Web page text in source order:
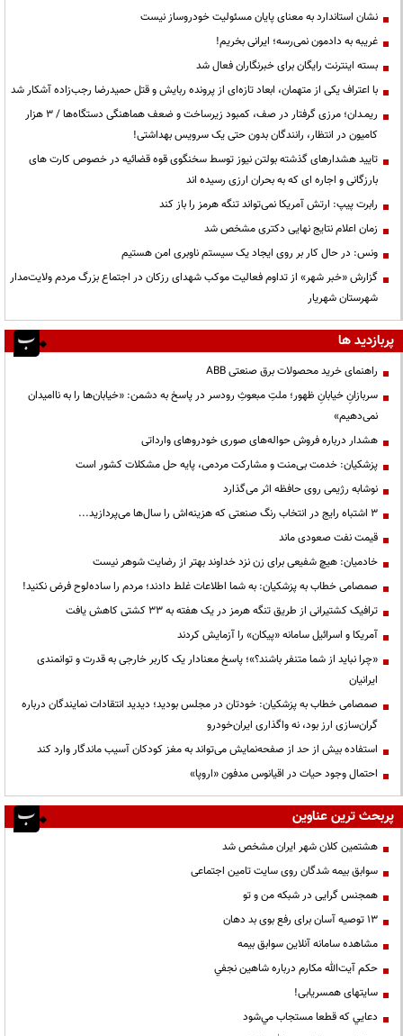
نشان استاندارد به معنای پایان مسئولیت خودروساز نیست
غریبه به دادمون نمی‌رسه؛ ایرانی بخریم!
بسته اینترنت رایگان برای خبرنگاران فعال شد
با اعتراف یکی از متهمان، ابعاد تازه‌ای از پرونده ربایش و قتل حمیدرضا رجب‌زاده آشکار شد
ریمـدان؛ مرزی گرفتار در صف، کمبود زیرساخت و ضعف هماهنگی دستگاه‌ها / ۳ هزار
کامیون در انتظار، رانندگان بدون حتی یک سرویس بهداشتی!
تایید هشدارهای گذشته بولتن نیوز توسط سخنگوی قوه قضائیه در خصوص کارت های
بارزگانی و اجاره ای که به بحران ارزی رسیده اند
رابرت پیپ: ارتش آمریکا نمی‌تواند تنگه هرمز را باز کند
زمان اعلام نتایج نهایی دکتری مشخص شد
ونس: در حال کار بر روی ایجاد یک سیستم ناوبری امن هستیم
گزارش «خبر شهر» از تداوم فعالیت موکب شهدای رزکان در اجتماع بزرگ مردم ولایت‌مدار
شهرستان شهریار
پربازدید ها
راهنمای خرید محصولات برق صنعتی ABB
سربازانِ خیابانِ ظهور؛ ملتِ مبعوثِ رودسر در پاسخ به دشمن: «خیابان‌ها را به ناامیدان
نمی‌دهیم»
هشدار درباره فروش حواله‌های صوری خودروهای وارداتی
پزشکیان: خدمت بی‌منت و مشارکت مردمی، پایه حل مشکلات کشور است
نوشابه رژیمی روی حافظه اثر می‌گذارد
3 اشتباه رایج در انتخاب رنگ صنعتی که هزینه‌اش را سال‌ها می‌پردازید...
قیمت نفت صعودی ماند
خادمیان: هیچ شفیعی برای زن نزد خداوند بهتر از رضایت شوهر نیست
صمصامی خطاب به پزشکیان: به شما اطلاعات غلط دادند؛ مردم را ساده‌لوح فرض نکنید!
ترافیک کشتیرانی از طریق تنگه هرمز در یک هفته به ۳۳ کشتی کاهش یافت
آمریکا و اسرائیل سامانه «پیکان» را آزمایش کردند
«چرا نباید از شما متنفر باشند؟»؛ پاسخ معنادار یک کاربر خارجی به قدرت و توانمندی
ایرانیان
صمصامی خطاب به پزشکیان: خودتان در مجلس بودید؛ دیدید انتقادات نمایندگان درباره
گران‌سازی ارز بود، نه واگذاری ایران‌خودرو
استفاده بیش از حد از صفحه‌نمایش می‌تواند به مغز کودکان آسیب ماندگار وارد کند
احتمال وجود حیات در اقیانوس مدفون «اروپا»
پربحث ترین عناوین
هشتمین کلان شهر ایران مشخص شد
سوابق بیمه شدگان روی سایت تامین اجتماعی
همجنس گرایی در شبکه من و تو
13 توصیه آسان برای رفع بوی بد دهان
مشاهده سامانه آنلاين سوابق بیمه
حكم آيت‌الله مكارم درباره شاهين نجفي
سایتهای همسریابی!
دعايي كه قطعا مستجاب مي‌شود